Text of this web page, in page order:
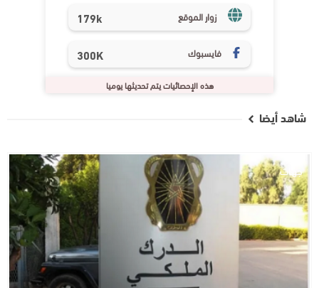
زوار الموقع 179k
فايسبوك 300K
هذه الإحصائيات يتم تحديثها يوميا
شاهد أيضا
جهات